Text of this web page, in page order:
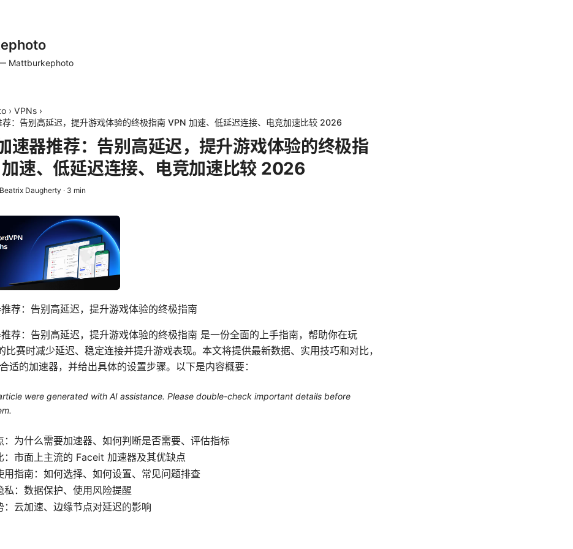
Mattburkephoto
› VPNs ›
：告别高延迟，提升游戏体验的终极指南 VPN 加速、低延迟连接、电竞加速比较 2026
速器推荐：告别高延迟，提升游戏体验的终极指
速、低延迟连接、电竞加速比较 2026
Beatrix Daugherty · 3 min
荐：告别高延迟，提升游戏体验的终极指南
荐：告别高延迟，提升游戏体验的终极指南 是一份全面的上手指南，帮助你在玩
比赛时减少延迟、稳定连接并提升游戏表现。本文将提供最新数据、实用技巧和对比，
适的加速器，并给出具体的设置步骤。以下是内容概要：
were generated with AI assistance. Please double-check important details before
：为什么需要加速器、如何判断是否需要、评估指标
：市面上主流的 Faceit 加速器及其优缺点
用指南：如何选择、如何设置、常见问题排查
私：数据保护、使用风险提醒
：云加速、边缘节点对延迟的影响